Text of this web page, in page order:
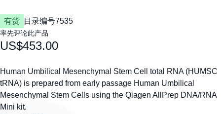
有货 目录编号7535
率先评论此产品
US$453.00
Human Umbilical Mesenchymal Stem Cell total RNA (HUMSC
tRNA) is prepared from early passage Human Umbilical
Mesenchymal Stem Cells using the Qiagen AllPrep DNA/RNA
Mini kit.